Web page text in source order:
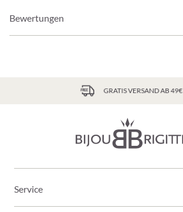
Bewertungen
GRATIS VERSAND AB 49€
Service